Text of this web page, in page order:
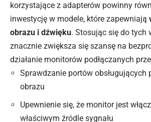
korzystające z adapterów powinny
inwestycję w modele, które zapewniają
obrazu i dźwięku. Stosując się do tych
znacznie zwiększa się szansę na
działanie monitorów podłączanych
Sprawdzanie portów obsługujących
obrazu
Upewnienie się, że monitor jest
właściwym źródle sygnału